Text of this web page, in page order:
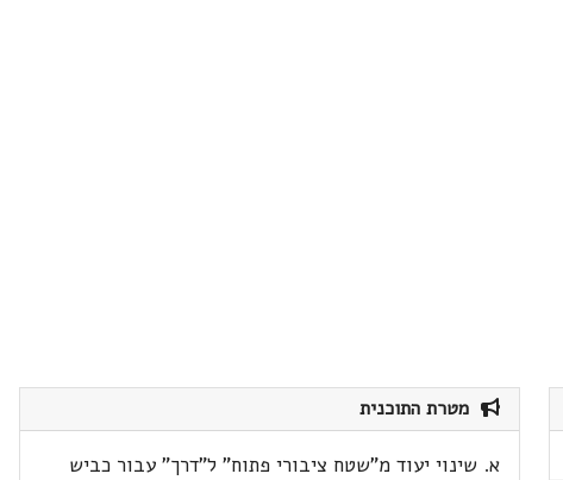
מטרת התוכנית
א. שינוי יעוד מ"שטח ציבורי פתוח" ל"דרך" עבור כביש